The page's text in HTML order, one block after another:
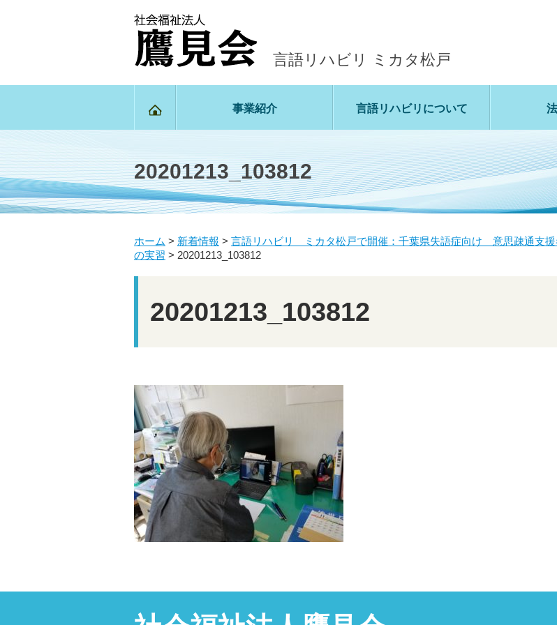
言語リハビリ ミカタ松戸
事業紹介 言語リハビリについて
20201213_103812
ホーム > 新着情報 > 言語リハビリ ミカタ松戸で開催：千葉県失語症向け 意思疎通支援
の実習 > 20201213_103812
20201213_103812